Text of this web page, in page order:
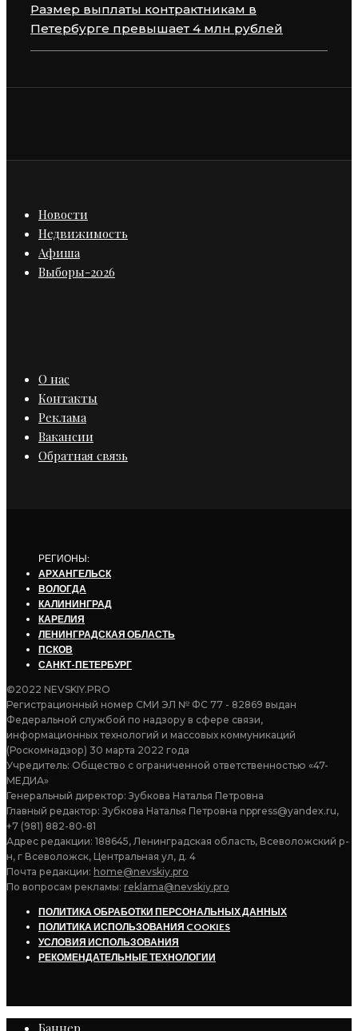
Размер выплаты контрактникам в
Петербурге превышает 4 млн рублей
Новости
Недвижимость
Афиша
Выборы-2026
О нас
Контакты
Реклама
Вакансии
Обратная связь
РЕГИОНЫ:
АРХАНГЕЛЬСК
ВОЛОГДА
КАЛИНИНГРАД
КАРЕЛИЯ
ЛЕНИНГРАДСКАЯ ОБЛАСТЬ
ПСКОВ
САНКТ-ПЕТЕРБУРГ
©2022 NEVSKIY.PRO
Регистрационный номер СМИ ЭЛ № ФС 77 - 82869 выдан
Федеральной службой по надзору в сфере связи,
информационных технологий и массовых коммуникаций
(Роскомнадзор) 30 марта 2022 года
Учредитель: Общество с ограниченной ответственностью «47-
МЕДИА»
Генеральный директор: Зубкова Наталья Петровна
Главный редактор: Зубкова Наталья Петровна nppress@yandex.ru,
+7 (981) 882-80-81
Адрес редакции: 188645, Ленинградская область, Всеволожский р-
н, г Всеволожск, Центральная ул, д. 4
Почта редакции: home@nevskiy.pro
По вопросам рекламы: reklama@nevskiy.pro
ПОЛИТИКА ОБРАБОТКИ ПЕРСОНАЛЬНЫХ ДАННЫХ
ПОЛИТИКА ИСПОЛЬЗОВАНИЯ COOKIES
УСЛОВИЯ ИСПОЛЬЗОВАНИЯ
РЕКОМЕНДАТЕЛЬНЫЕ ТЕХНОЛОГИИ
Баннер